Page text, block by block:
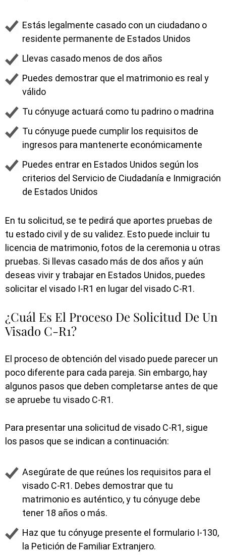
Estás legalmente casado con un ciudadano o
residente permanente de Estados Unidos
Llevas casado menos de dos años
Puedes demostrar que el matrimonio es real y
válido
Tu cónyuge actuará como tu padrino o madrina
Tu cónyuge puede cumplir los requisitos de
ingresos para mantenerte económicamente
Puedes entrar en Estados Unidos según los
criterios del Servicio de Ciudadanía e Inmigración
de Estados Unidos
En tu solicitud, se te pedirá que aportes pruebas de
tu estado civil y de su validez. Esto puede incluir tu
licencia de matrimonio, fotos de la ceremonia u otras
pruebas. Si llevas casado más de dos años y aún
deseas vivir y trabajar en Estados Unidos, puedes
solicitar el visado I-R1 en lugar del visado C-R1.
¿Cuál Es El Proceso De Solicitud De Un
Visado C-R1?
El proceso de obtención del visado puede parecer un
poco diferente para cada pareja. Sin embargo, hay
algunos pasos que deben completarse antes de que
se apruebe tu visado C-R1.
Para presentar una solicitud de visado C-R1, sigue
los pasos que se indican a continuación:
Asegúrate de que reúnes los requisitos para el
visado C-R1. Debes demostrar que tu
matrimonio es auténtico, y tu cónyuge debe
tener 18 años o más.
Haz que tu cónyuge presente el formulario I-130,
la Petición de Familiar Extranjero.